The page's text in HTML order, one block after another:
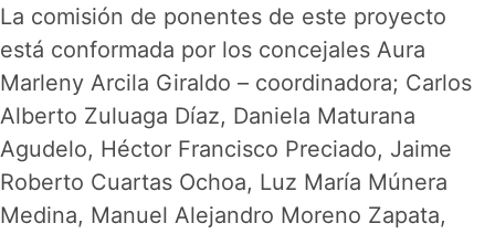
La comisión de ponentes de este proyecto
está conformada por los concejales Aura
Marleny Arcila Giraldo – coordinadora; Carlos
Alberto Zuluaga Díaz, Daniela Maturana
Agudelo, Héctor Francisco Preciado, Jaime
Roberto Cuartas Ochoa, Luz María Múnera
Medina, Manuel Alejandro Moreno Zapata,